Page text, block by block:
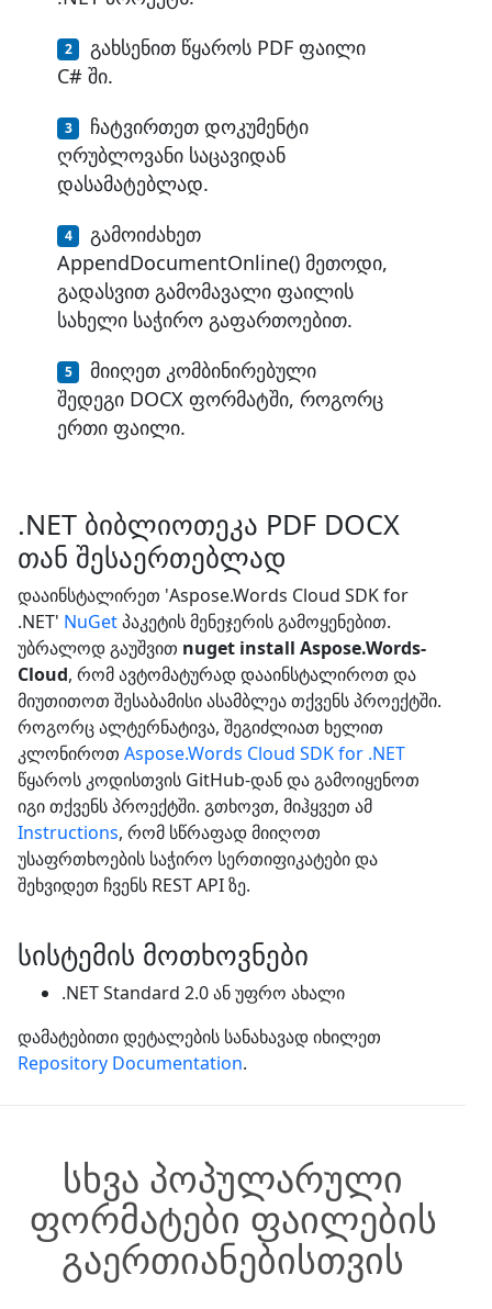
გახსენით წყაროს PDF ფაილი
C# ში.
ჩატვირთეთ დოკუმენტი
ღრუბლოვანი საცავიდან
დასამატებლად.
გამოიძახეთ
AppendDocumentOnline() მეთოდი,
გადასვით გამომავალი ფაილის
სახელი საჭირო გაფართოებით.
მიიღეთ კომბინირებული
შედეგი DOCX ფორმატში, როგორც
ერთი ფაილი.
.NET ბიბლიოთეკა PDF DOCX
თან შესაერთებლად
დააინსტალირეთ 'Aspose.Words Cloud SDK for
.NET' NuGetპაკეტის მენეჯერის გამოყენებით.
უბრალოდ გაუშვით nuget install Aspose.Words-
Cloud, რომ ავტომატურად დააინსტალიროთ და
მიუთითოთ შესაბამისი ასამბლეა თქვენს პროექტში.
როგორც ალტერნატივა, შეგიძლიათ ხელით
კლონიროთ Aspose.Words Cloud SDK for .NET
წყაროს კოდისთვის GitHub-დან და გამოიყენოთ
იგი თქვენს პროექტში. გთხოვთ, მიჰყვეთ ამ
Instructions, რომ სწრაფად მიიღოთ
უსაფრთხოების საჭირო სერთიფიკატები და
შეხვიდეთ ჩვენს REST API ზე.
სისტემის მოთხოვნები
.NET Standard 2.0 ან უფრო ახალი
დამატებითი დეტალების სანახავად იხილეთ
Repository Documentation.
სხვა პოპულარული
ფორმატები ფაილების
გაერთიანებისთვის